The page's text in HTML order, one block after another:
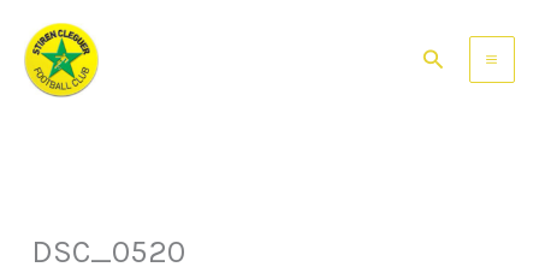
contenu
Rechercher
DSC_0520